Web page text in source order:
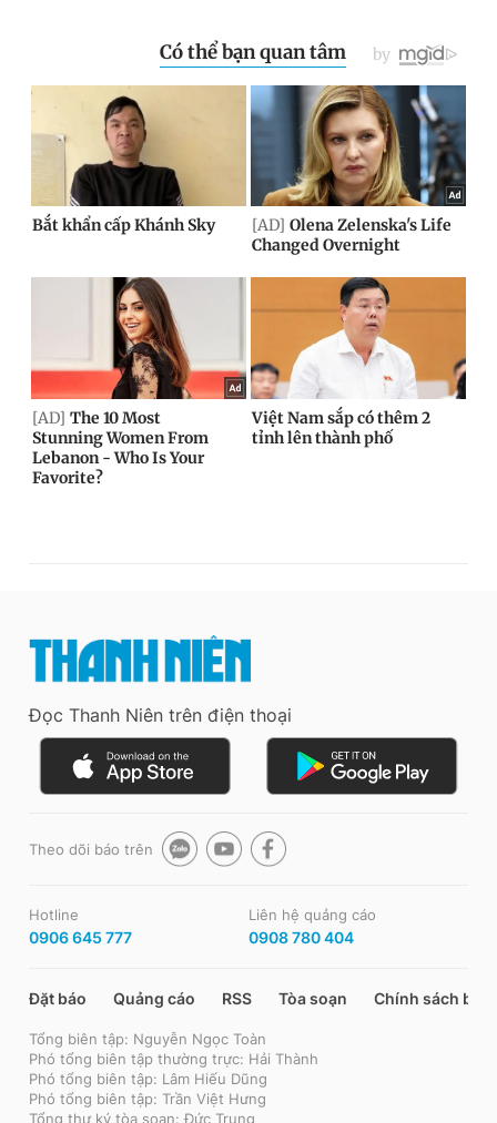
Đọc Thanh Niên trên điện thoại
Theo dõi báo trên
Hotline
0906 645 777
Liên hệ quảng cáo
0908 780 404
Đặt báo Quảng cáo RSS Tòa soạn Chính sách bảo
Tổng biên tập: Nguyễn Ngọc Toàn
Phó tổng biên tập thường trực: Hải Thành
Phó tổng biên tập: Lâm Hiếu Dũng
Phó tổng biên tập: Trần Việt Hưng
Tổng thư ký tòa soạn: Đức Trung